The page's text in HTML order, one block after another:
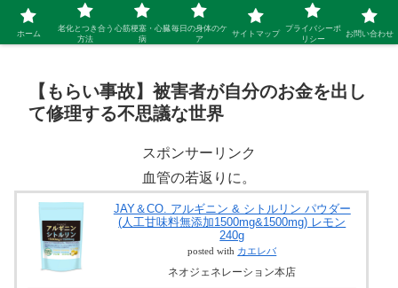
シニア 新しい人生を開拓するブログ
【もらい事故】被害者が自分のお金を出し
て修理する不思議な世界
スポンサーリンク
血管の若返りに。
JAY＆CO. アルギニン & シトルリン パウダー
(人工甘味料無添加1500mg&1500mg) レモン
240g
posted with カエレバ
ネオジェネレーション本店
ホーム
老化とつき合う
方法
心筋梗塞・心臓
病
毎日の身体のケ
ア
サイトマップ
プライバシーポ
リシー
お問い合わせ